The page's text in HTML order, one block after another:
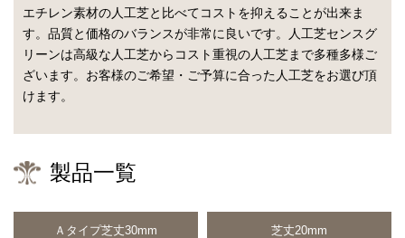
エチレン素材の人工芝と比べてコストを抑えることが出来ま
す。品質と価格のバランスが非常に良いです。人工芝センスグ
リーンは高級な人工芝からコスト重視の人工芝まで多種多様ご
ざいます。お客様のご希望・ご予算に合った人工芝をお選び頂
けます。
製品一覧
Ａタイプ芝丈30mm 芝丈20mm